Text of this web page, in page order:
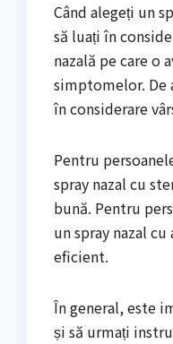
Când alegeți un
să luați în
nazală pe care o
simptomelor. De
în considerare
Pentru
spray nazal cu
bună. Pentru
un spray nazal
eficient.
În general, este
și să urmați